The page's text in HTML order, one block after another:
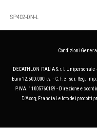
SP402-DN-L
Condizioni
DECATHLON ITALIA S.r.l.
Euro 12.500.000 i.v. - C.F. e Iscr. Reg.
P.IVA. 11005760159 - Direzione e
D'Ascq, Francia Le foto dei